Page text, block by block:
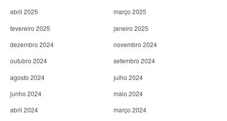
abril 2025
março 2025
fevereiro 2025
janeiro 2025
dezembro 2024
novembro 2024
outubro 2024
setembro 2024
agosto 2024
julho 2024
junho 2024
maio 2024
abril 2024
março 2024